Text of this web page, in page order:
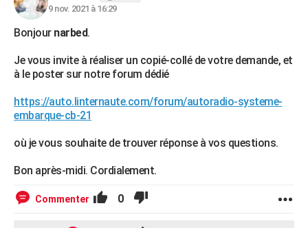
Dictionnaire
Biographies
Citations
Expressions
Proverbes
S'inscrire
Se connecter
Lycées
Collèges
Primaires
Universités
Entreprises
Service militaire
Avis de recherche
AVIS DE DÉCÈS
FORUM
9 nov. 2021 à 16:29
Bonjour narbed.
Je vous invite à réaliser un copié-collé de votre demande, et
à le poster sur notre forum dédié
https://auto.linternaute.com/forum/autoradio-systeme-
embarque-cb-21
où je vous souhaite de trouver réponse à vos questions.
Bon après-midi. Cordialement.
Commenter 0